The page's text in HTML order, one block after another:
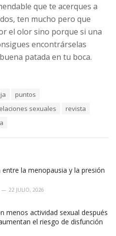
que te acerques a
ten mucho pero que
el olor sino porque si una
encontrárselas
patada en tu boca.
puntos
sexuales
revista
entre la menopausia y la presión
22 JULIO, 2026
menos actividad sexual después
el riesgo de disfunción